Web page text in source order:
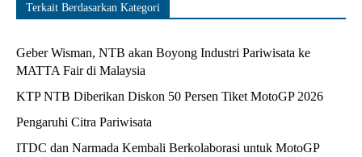
Terkait Berdasarkan Kategori
Geber Wisman, NTB akan Boyong Industri Pariwisata ke
MATTA Fair di Malaysia
KTP NTB Diberikan Diskon 50 Persen Tiket MotoGP 2026
Pengaruhi Citra Pariwisata
ITDC dan Narmada Kembali Berkolaborasi untuk MotoGP